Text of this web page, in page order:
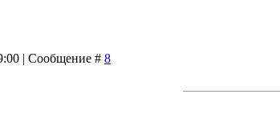
| Сообщение # 8